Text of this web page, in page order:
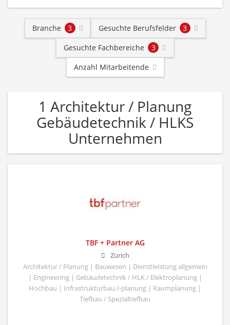
Branche 3 Gesuchte Berufsfelder
3
Gesuchte Fachbereiche
3
Anzahl Mitarbeitende
1 Architektur / Planung
Gebäudetechnik / HLKS
Unternehmen
TBF + Partner AG
Zürich
Architektur / Planung | Bauwesen | Dienstleistung allgemein
| Engineering | Gebäudetechnik / HLK / Elektroplanung |
Hochbau | Infrastrukturbau /-planung | Raumplanung |
Tiefbau / Spezialtiefbau